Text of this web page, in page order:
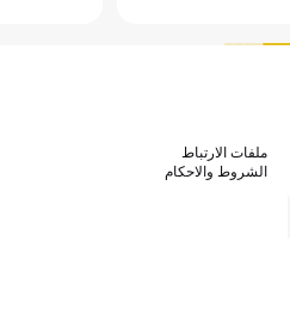
ملفات الارتباط
الشروط والاحكام